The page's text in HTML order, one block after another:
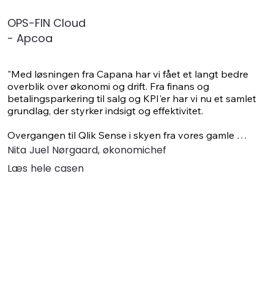
OPS-FIN Cloud
- Apcoa
"Med løsningen fra Capana har vi fået et langt bedre
overblik over økonomi og drift. Fra finans og
betalingsparkering til salg og KPI'er har vi nu et samlet
grundlag, der styrker indsigt og effektivitet.
Overgangen til Qlik Sense i skyen fra vores gamle
Qlikview løsning har åbnet nye muligheder, og vi har
siden udvidet løsningen mere, end vi oprindeligt
forestillede os.​"
Nita Juel Nørgaard, økonomichef
Læs hele casen